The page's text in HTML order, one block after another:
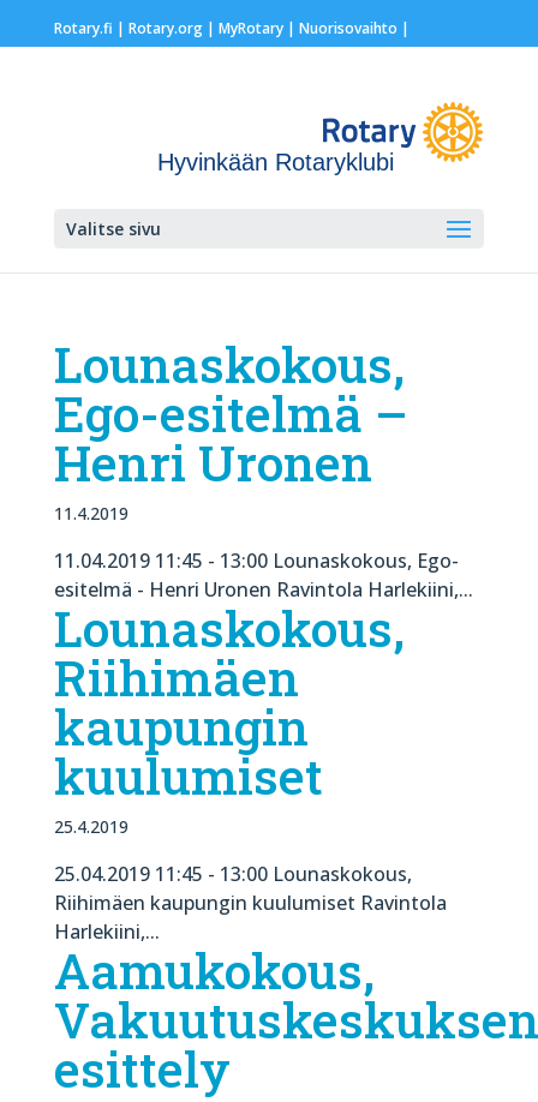
Rotary.fi | Rotary.org| MyRotary | Nuorisovaihto |
Hyvinkään Rotaryklubi
Valitse sivu
Lounaskokous,
Ego-esitelmä –
Henri Uronen
11.4.2019
11.04.2019 11:45 - 13:00 Lounaskokous, Ego-
esitelmä - Henri Uronen Ravintola Harlekiini,...
Lounaskokous,
Riihimäen
kaupungin
kuulumiset
25.4.2019
25.04.2019 11:45 - 13:00 Lounaskokous,
Riihimäen kaupungin kuulumiset Ravintola
Harlekiini,...
Aamukokous,
Vakuutuskeskuksen
esittely